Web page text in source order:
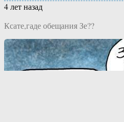
4 лет назад
Ксате,гаде обещания Зе??